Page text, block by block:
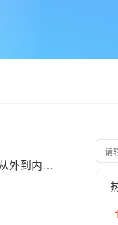
当网站打不开/加载很慢/白屏/无限转圈/偶发 5xx/报 404 或 403 时，不要盲点乱修。按下面“从外到内、由易到难”的次序排查，基本都能一次性闭坑。
1